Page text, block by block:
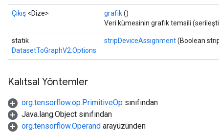
Çıkış <Dize> grafik()
Veri kümesinin grafik temsili
statik
DatasetToGraphV2.Options
stripDeviceAssignment(Boolean
Kalıtsal Yöntemler
org.tensorflow.op.PrimitiveOp sınıfından
Java.lang.Object sınıfından
org.tensorflow.Operand arayüzünden